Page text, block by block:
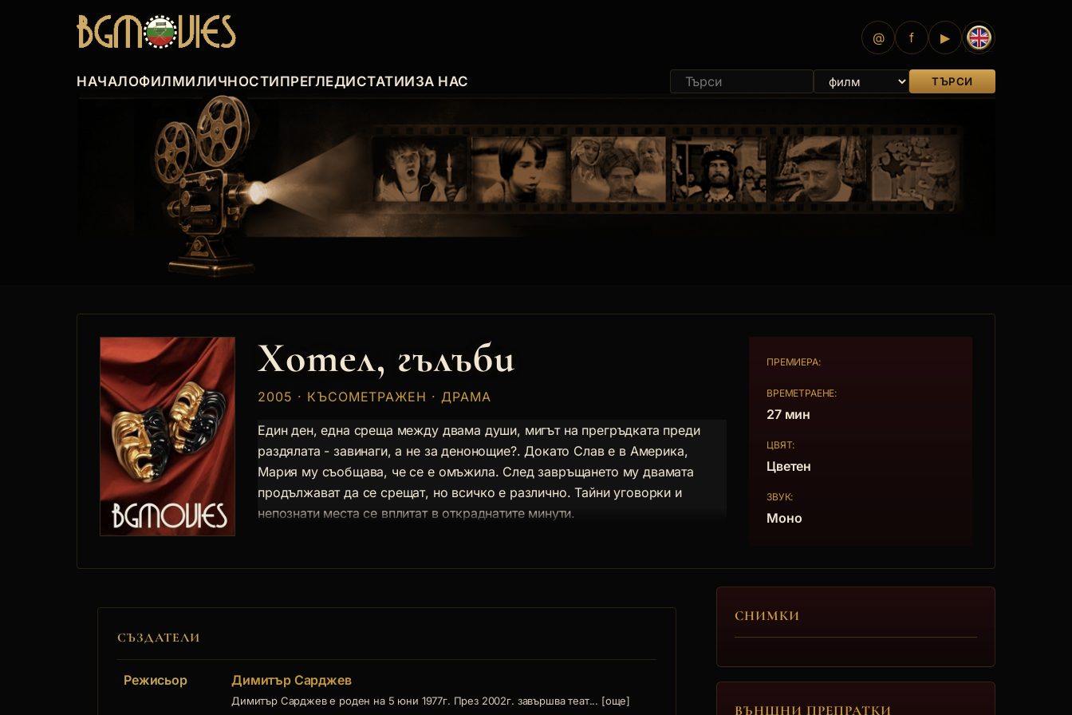
@ f ▶
НАЧАЛОФИЛМИЛИЧНОСТИПРЕГЛЕДИСТАТИИЗА НАС ТЪРСИ
Хотел, гълъби
2005 · КЪСОМЕТРАЖЕН · ДРАМА
Един ден, една среща между двама души, мигът на прегръдката преди
раздялата - завинаги, а не за денонощие?. Докато Слав е в Америка,
Мария му съобщава, че се е омъжила. След завръщането му двамата
продължават да се срещат, но всичко е различно. Тайни уговорки и
непознати места се вплитат в откраднатите минути.
ПРЕМИЕРА:
ВРЕМЕТРАЕНЕ:
27 мин
ЦВЯТ:
Цветен
ЗВУК:
Моно
СЪЗДАТЕЛИ
Режисьор Димитър Сарджев
Димитър Сарджев е роден на 5 юни 1977г. През 2002г. завършва теат... [още]
СНИМКИ
ВЪНШНИ ПРЕПРАТКИ